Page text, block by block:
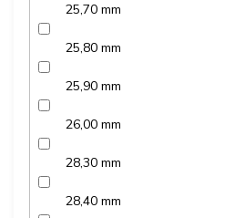
25,70 mm
25,80 mm
25,90 mm
26,00 mm
28,30 mm
28,40 mm